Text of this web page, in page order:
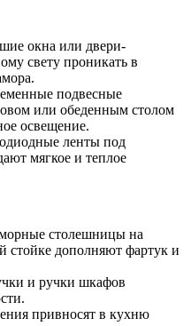
окна или двери-
свету проникать в
подвесные
или обеденным столом
освещение.
ленты под
мягкое и теплое
столешницы на
стойке дополняют фартук и
и ручки шкафов
привносят в кухню